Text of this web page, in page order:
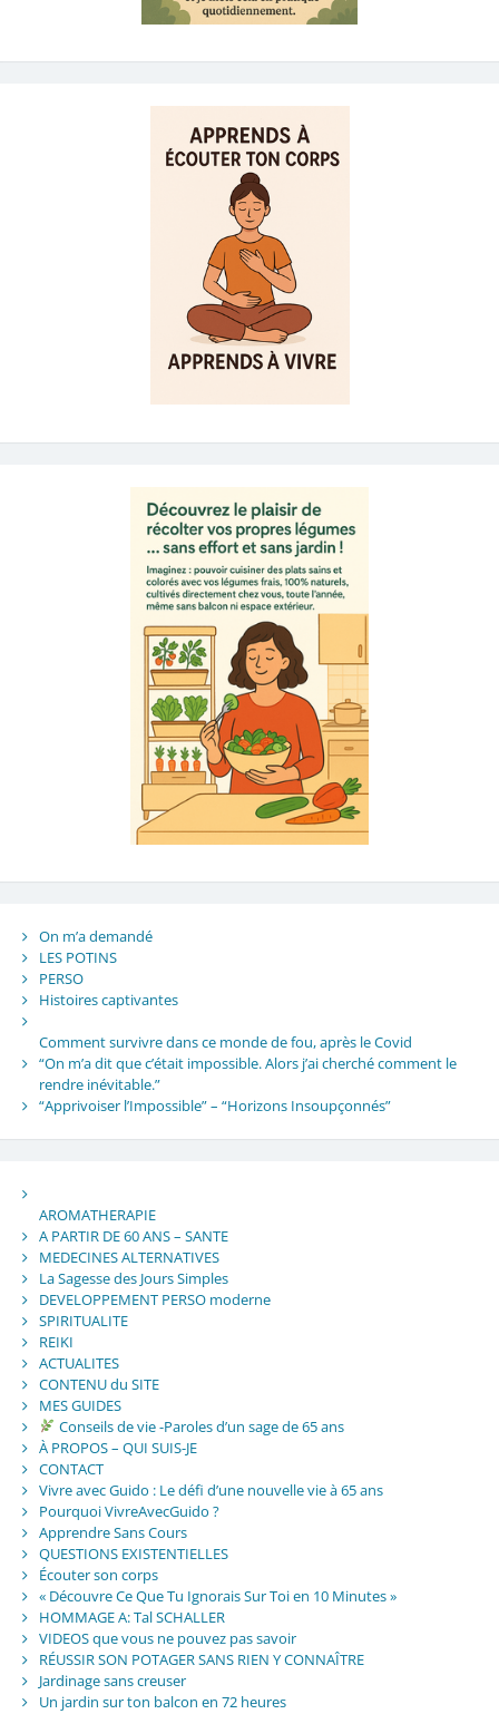
On m’a demandé
LES POTINS
PERSO
Histoires captivantes
Comment survivre dans ce monde de fou, après le Covid
“On m’a dit que c’était impossible. Alors j’ai cherché comment le
rendre inévitable.”
“Apprivoiser l’Impossible” – “Horizons Insoupçonnés”
AROMATHERAPIE
A PARTIR DE 60 ANS – SANTE
MEDECINES ALTERNATIVES
La Sagesse des Jours Simples
DEVELOPPEMENT PERSO moderne
SPIRITUALITE
REIKI
ACTUALITES
CONTENU du SITE
MES GUIDES
Conseils de vie -Paroles d’un sage de 65 ans
À PROPOS – QUI SUIS-JE
CONTACT
Vivre avec Guido : Le défi d’une nouvelle vie à 65 ans
Pourquoi VivreAvecGuido ?
Apprendre Sans Cours
QUESTIONS EXISTENTIELLES
Écouter son corps
« Découvre Ce Que Tu Ignorais Sur Toi en 10 Minutes »
HOMMAGE A: Tal SCHALLER
VIDEOS que vous ne pouvez pas savoir
RÉUSSIR SON POTAGER SANS RIEN Y CONNAÎTRE
Jardinage sans creuser
Un jardin sur ton balcon en 72 heures